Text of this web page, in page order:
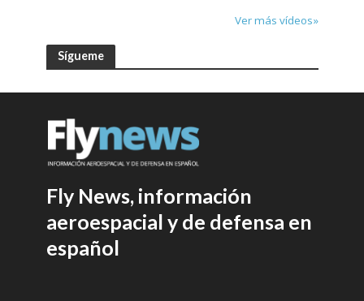
Ver más vídeos»
Sígueme
Fly News, información
aeroespacial y de defensa en
español